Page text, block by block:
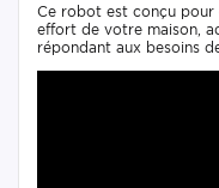
Ce robot est conçu
effort de votre maison,
répondant aux besoins